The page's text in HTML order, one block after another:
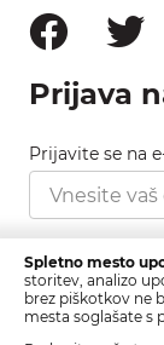
Prijava
Prijavite se na
Strinjam
tukaj.
Spletno mesto
storitev, analizo
brez piškotkov ne
mesta soglašate s